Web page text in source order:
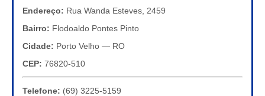
Endereço: Rua Wanda Esteves, 2459
Bairro: Flodoaldo Pontes Pinto
Cidade: Porto Velho — RO
CEP: 76820-510
Telefone: (69) 3225-5159